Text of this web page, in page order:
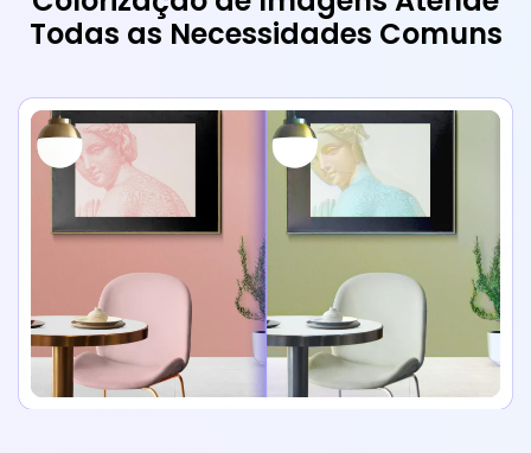
Todas as Necessidades Comuns